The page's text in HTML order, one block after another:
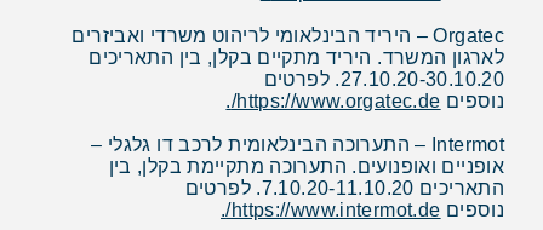
Orgatec – היריד הבינלאומי לריהוט משרדי ואביזרים
לארגון המשרד. היריד מתקיים בקלן, בין התאריכים
27.10.20-30.10.20. לפרטים
נוספים https://www.orgatec.de/
.
Intermot – התערוכה הבינלאומית לרכב דו גלגלי –
אופניים ואופנועים. התערוכה מתקיימת בקלן, בין
התאריכים 7.10.20-11.10.20. לפרטים
נוספים https://www.intermot.de/
.